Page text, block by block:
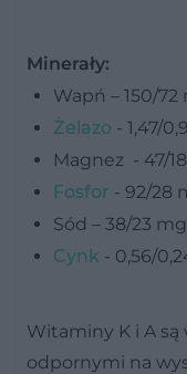
Minerały:
Wapń – 150/72
Żelazo - 1,47/
Magnez - 47/
Fosfor - 92/28
Sód – 38/23 mg
Cynk - 0,56/
Witaminy K i A
odpornymi na